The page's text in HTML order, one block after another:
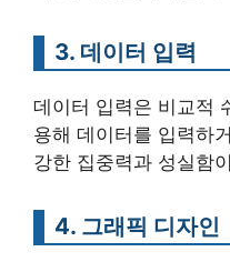
3. 데이터 입력
데이터 입력은 비교적
용해 데이터를 입력하
강한 집중력과 성실함
4. 그래픽 디자인